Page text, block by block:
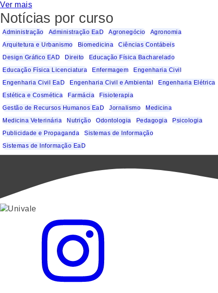
Ver mais
Notícias por curso
Administração Administração EaD Agronegócio
Agronomia
Arquitetura e Urbanismo
Biomedicina
Ciências Contábeis
Design Gráfico EAD
Direito
Educação Física Bacharelado
Educação Física Licenciatura
Enfermagem
Engenharia Civil
Engenharia Civil EaD
Engenharia Civil e Ambiental
Engenharia Elétrica
Estética e Cosmética
Farmácia
Fisioterapia
Gestão de Recursos Humanos EaD
Jornalismo
Medicina
Medicina Veterinária
Nutrição Odontologia Pedagogia
Psicologia
Publicidade e Propaganda
Sistemas de Informação
Sistemas de Informação EaD